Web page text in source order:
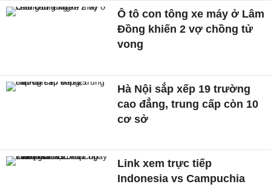
Ô tô con tông xe máy ở Lâm
Đồng khiến 2 vợ chồng tử
vong
Hà Nội sắp xếp 19 trường
cao đẳng, trung cấp còn 10
cơ sở
Link xem trực tiếp
Indonesia vs Campuchia